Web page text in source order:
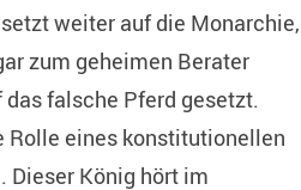
weiter auf die Monarchie,
zum geheimen Berater
falsche Pferd gesetzt.
Rolle eines konstitutionellen
Dieser König hört im